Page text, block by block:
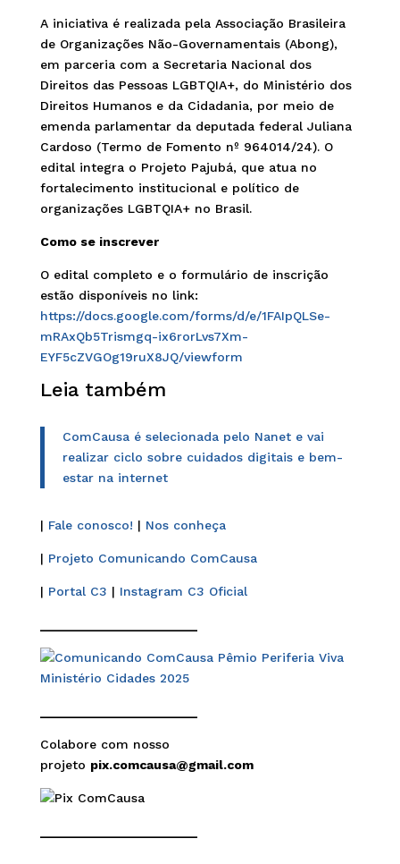
A iniciativa é realizada pela Associação Brasileira
de Organizações Não-Governamentais (Abong),
em parceria com a Secretaria Nacional dos
Direitos das Pessoas LGBTQIA+, do Ministério dos
Direitos Humanos e da Cidadania, por meio de
emenda parlamentar da deputada federal Juliana
Cardoso (Termo de Fomento nº 964014/24). O
edital integra o Projeto Pajubá, que atua no
fortalecimento institucional e político de
organizações LGBTQIA+ no Brasil.
Como se inscrever
O edital completo e o formulário de inscrição
estão disponíveis no link:
https://docs.google.com/forms/d/e/1FAIpQLSe-
mRAxQb5Trismgq-ix6rorLvs7Xm-
EYF5cZVGOg19ruX8JQ/viewform
Leia também
ComCausa é selecionada pelo Nanet e vai
realizar ciclo sobre cuidados digitais e bem-
estar na internet
| Fale conosco! | Nos conheça
| Projeto Comunicando ComCausa
| Portal C3 | Instagram C3 Oficial
Colabore com nosso
projeto pix.comcausa@gmail.com